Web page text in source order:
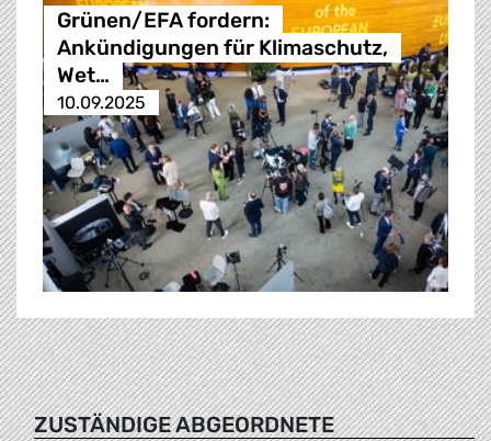
Grünen/EFA fordern:
Ankündigungen für Klimaschutz,
Wet…
10.09.2025
ZUSTÄNDIGE ABGEORDNETE